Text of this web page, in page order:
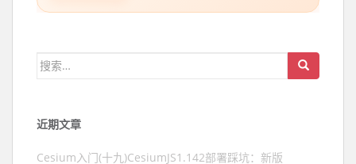
搜索：
近期文章
Cesium入门(十九)CesiumJS1.142部署踩坑：新版